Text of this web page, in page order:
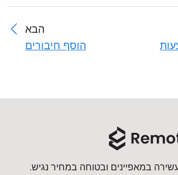
הבא
הוסף חיבורים
במאפיינים ובטוחה במחיר נגיש.